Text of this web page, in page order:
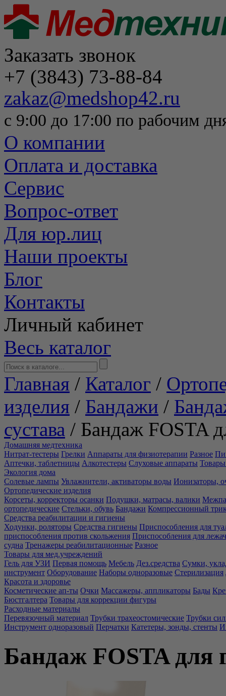
Заказать звонок
+7 (3843) 73-88-84
zakaz@medshop42.ru
с 9:00 до 17:00 по рабочим
О компании
Оплата и доставка
Сервис
Вопрос-ответ
Для юр.лиц
Наши проекты
Блог
Контакты
Личный кабинет
Весь каталог
Главная / Каталог /
изделия / Бандажи /
сустава / Бандаж FOSTA
Домашняя медтехника
Нитрат-тестеры Грелки Аппараты для физиотерапии Разное
Аптечки, таблетницы Алкотестеры Слуховые аппараты Товары
Экология дома
Солевые лампы Увлажнители, активаторы воды Ионизаторы,
Ортопедические изделия
Корсеты, корректоры осанки Подушки, матрасы, валики
ортопедические Стельки, обувь Бандажи Компрессионный
Средства реабилитации и гигиены
Ходунки, роляторы Средства гигиены Приспособления для
приспособления против скольжения Приспособления для
судна Тренажеры реабилитационные Разное
Товары для мед.учреждений
Гель для УЗИ Первая помощь Мебель Дез.средства Сумки,
инструмент Оборудование Наборы одноразовые Стерилизация
Красота и здоровье
Косметические ап-ты Очки Массажеры, аппликаторы Бады
Бюстгалтера Товары для коррекции фигуры
Расходные материалы
Перевязочный материал Трубки трахеостомические Трубки
Инструмент одноразовый Перчатки Катетеры, зонды, стенты
Бандаж FOSTA для